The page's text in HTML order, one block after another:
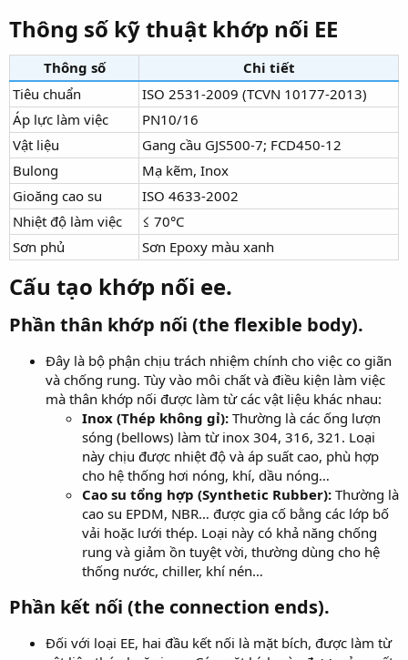
Thông số kỹ thuật khớp nối EE
Thông số
Chi tiết
Tiêu chuẩn
ISO 2531-2009 (TCVN 10177-2013)
Áp lực làm việc
PN10/16
Vật liệu
Gang cầu GJS500-7; FCD450-12
Bulong
Mạ kẽm, Inox
Gioăng cao su
ISO 4633-2002
Nhiệt độ làm việc
≤ 70°C
Sơn phủ
Sơn Epoxy màu xanh
Cấu tạo khớp nối ee.
Phần thân khớp nối (the flexible body).
Đây là bộ phận chịu trách nhiệm chính cho việc co giãn
và chống rung. Tùy vào môi chất và điều kiện làm việc
mà thân khớp nối được làm từ các vật liệu khác nhau:
Inox (Thép không gỉ): Thường là các ống lượn
sóng (bellows) làm từ inox 304, 316, 321. Loại
này chịu được nhiệt độ và áp suất cao, phù hợp
cho hệ thống hơi nóng, khí, dầu nóng…
Cao su tổng hợp (Synthetic Rubber): Thường là
cao su EPDM, NBR… được gia cố bằng các lớp bố
vải hoặc lưới thép. Loại này có khả năng chống
rung và giảm ồn tuyệt vời, thường dùng cho hệ
thống nước, chiller, khí nén…
Phần kết nối (the connection ends).
Đối với loại EE, hai đầu kết nối là mặt bích, được làm từ